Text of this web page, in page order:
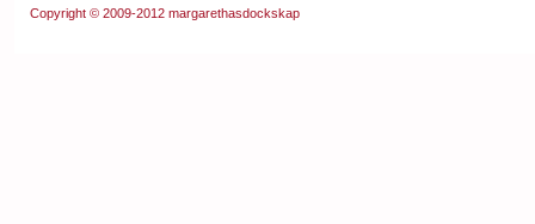
Copyright © 2009-2012 margarethasdockskap